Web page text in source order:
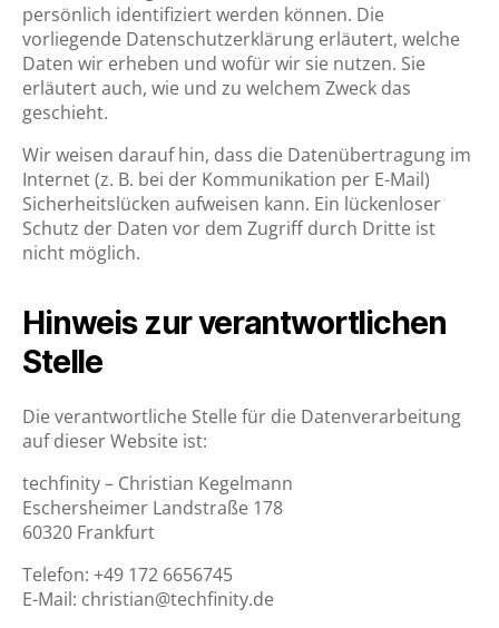
persönlich identifiziert werden können. Die
vorliegende Datenschutzerklärung erläutert, welche
Daten wir erheben und wofür wir sie nutzen. Sie
erläutert auch, wie und zu welchem Zweck das
geschieht.
Wir weisen darauf hin, dass die Datenübertragung im
Internet (z. B. bei der Kommunikation per E-Mail)
Sicherheitslücken aufweisen kann. Ein lückenloser
Schutz der Daten vor dem Zugriff durch Dritte ist
nicht möglich.
Hinweis zur verantwortlichen
Stelle
Die verantwortliche Stelle für die Datenverarbeitung
auf dieser Website ist:
techfinity – Christian Kegelmann
Eschersheimer Landstraße 178
60320 Frankfurt
Telefon: +49 172 6656745
E-Mail: christian@techfinity.de